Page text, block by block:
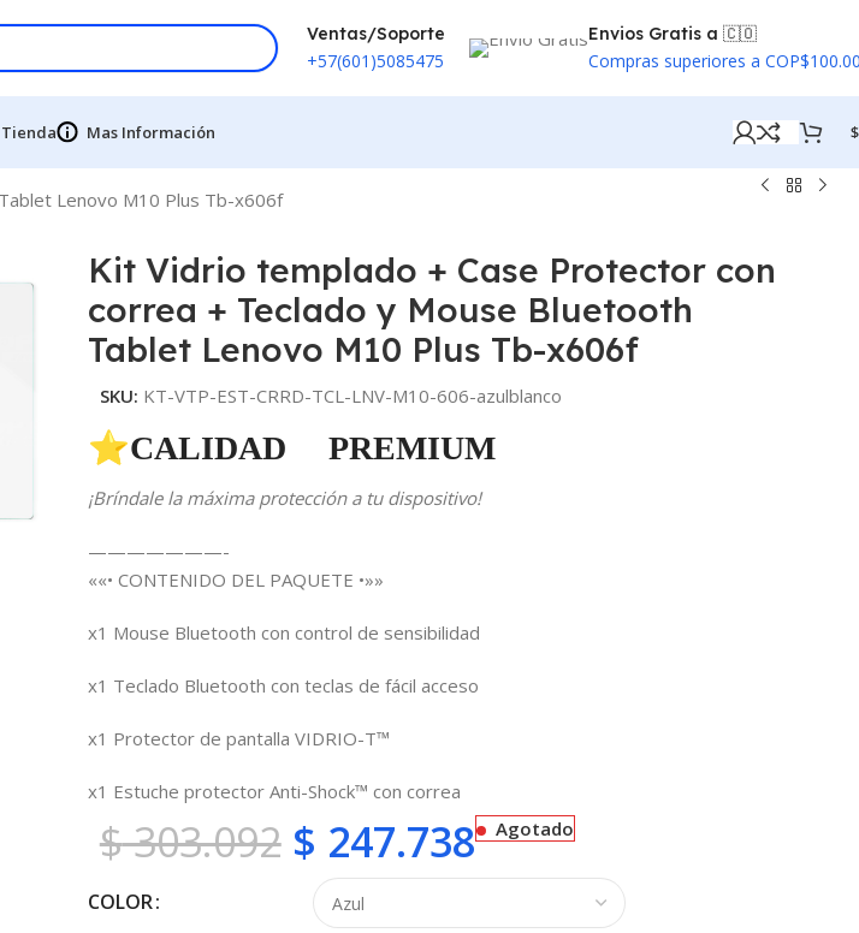
Ventas/Soporte
+57(601)5085475
Envios Gratis a 🇨🇴
Compras superiores a
Tienda Mas Información $
Lenovo M10 Plus Tb-x606f
Kit Vidrio templado + Case Protector con
correa + Teclado y Mouse Bluetooth
Tablet Lenovo M10 Plus Tb-x606f
SKU: KT-VTP-EST-CRRD-TCL-LNV-M10-606-azulblanco
⭐CALIDAD PREMIUM
¡Bríndale la máxima protección a tu dispositivo!
———————-
««• CONTENIDO DEL PAQUETE •»»
x1 Mouse Bluetooth con control de sensibilidad
x1 Teclado Bluetooth con teclas de fácil acceso
x1 Protector de pantalla VIDRIO-T™
x1 Estuche protector Anti-Shock™ con correa
$303.092 $ 247.738 Agotado
COLOR